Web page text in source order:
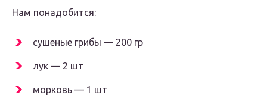
Нам понадобится:
сушеные грибы — 200 гр
лук — 2 шт
морковь — 1 шт